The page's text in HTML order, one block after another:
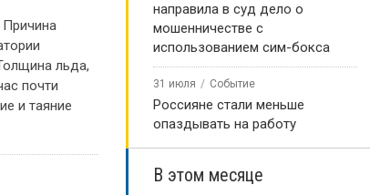
Причина
льда,
почти
и таяние
направила в суд дело о
мошенничестве с
использованием сим-бокса
31 июля Событие
Россияне стали меньше
опаздывать на работу
В этом месяце